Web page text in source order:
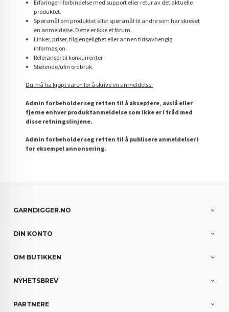
Erfaringer i forbindelse med support eller retur av det aktuelle
produktet.
Spørsmål om produktet eller spørsmål til andre som har skrevet
en anmeldelse. Dette er ikke et forum.
Linker, priser, tilgjengelighet eller annen tidsavhengig
informasjon.
Referanser til konkurrenter
Støtende/ufin ordbruk.
Du må ha kjøpt varen for å skrive en anmeldelse.
Admin forbeholder seg retten til å akseptere, avslå eller
fjerne enhver produktanmeldelse som ikke er i tråd med
disse retningslinjene.
Admin forbeholder seg retten til å publisere anmeldelser i
for eksempel annonsering.
GARNDIGGER.NO
DIN KONTO
OM BUTIKKEN
NYHETSBREV
PARTNERE